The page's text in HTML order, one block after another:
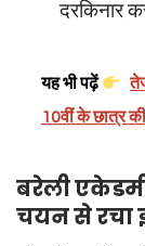
दरकिनार
यह भी पढ़ें
10वीं के छात्र
बरेली
चयन से रचा